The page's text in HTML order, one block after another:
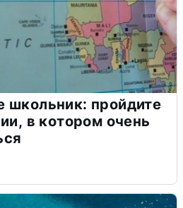
школьник: пройдите
в котором очень